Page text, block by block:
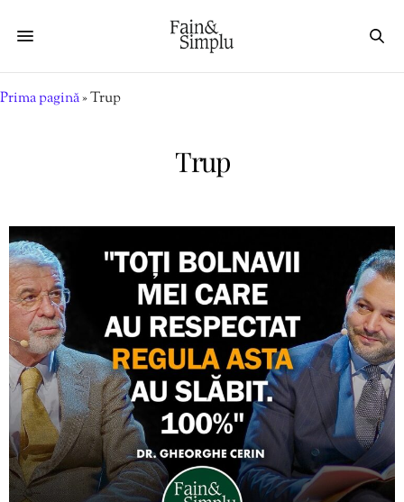
Prima pagină»Trup
Trup